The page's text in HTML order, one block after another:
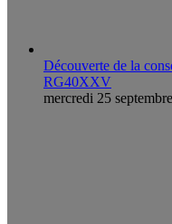
Découverte de la
RG40XXV
mercredi 25